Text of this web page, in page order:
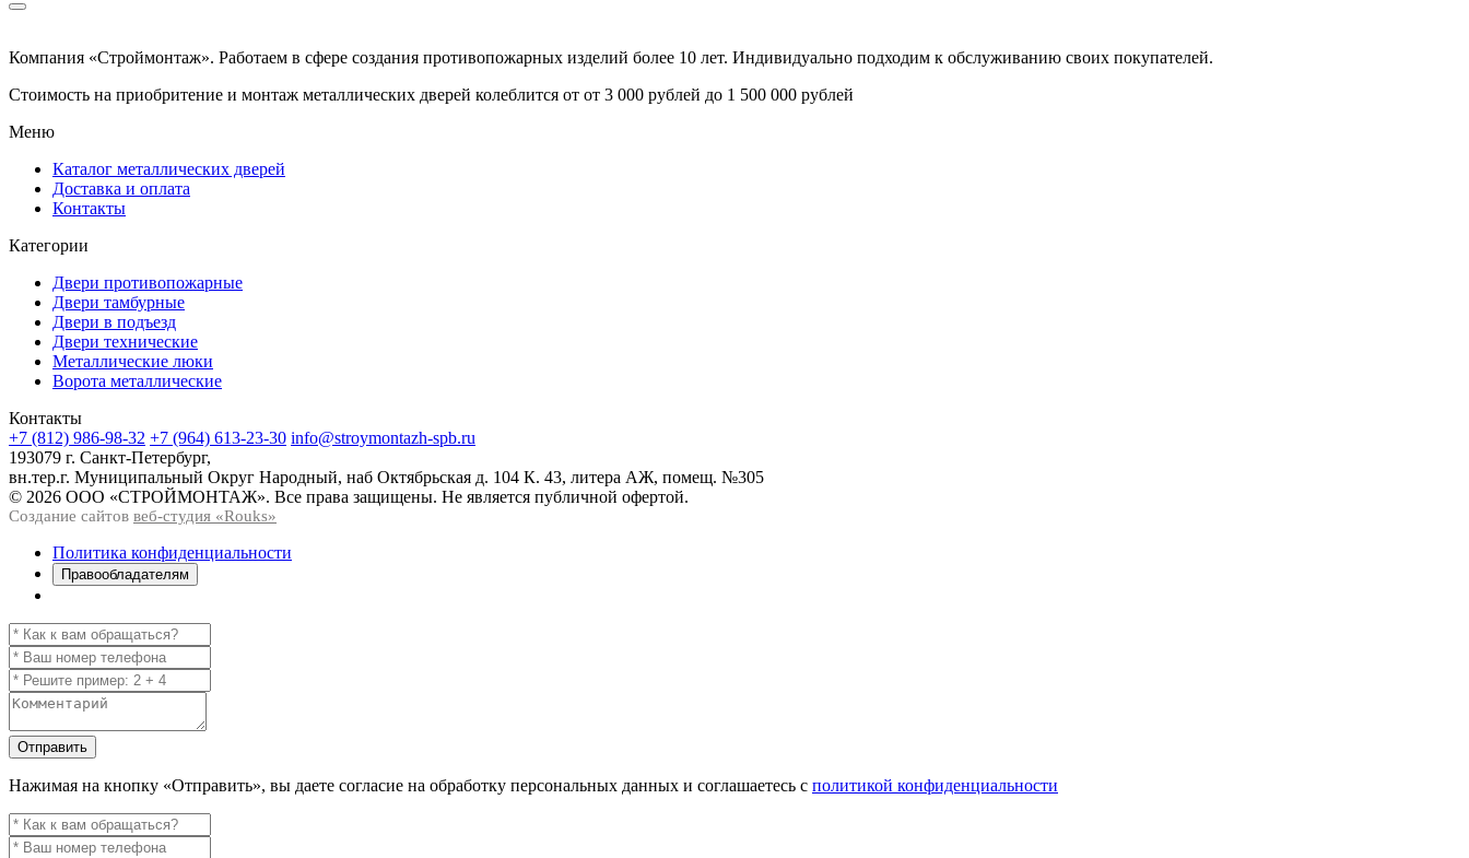
Компания «Строймонтаж». Работаем в сфере создания противопожарных изделий более 10 лет. Индивидуально подходим к обслуживанию своих покупателей.
Стоимость на приобритение и монтаж металлических дверей колеблится от от 3 000 рублей до 1 500 000 рублей
Меню
Каталог металлических дверей
Доставка и оплата
Контакты
Категории
Двери противопожарные
Двери тамбурные
Двери в подъезд
Двери технические
Металлические люки
Ворота металлические
Контакты
+7 (812) 986-98-32 +7 (964) 613-23-30 info@stroymontazh-spb.ru
193079 г. Санкт-Петербург,
вн.тер.г. Муниципальный Округ Народный, наб Октябрьская д. 104 К. 43, литера АЖ, помещ. №305
© 2026 ООО «СТРОЙМОНТАЖ». Все права защищены. Не является публичной офертой.
Создание сайтов веб-студия «Rouks»
Политика конфиденциальности
Правообладателям
Отправить
Нажимая на кнопку «Отправить», вы даете согласие на обработку персональных данных и соглашаетесь с политикой конфиденциальности